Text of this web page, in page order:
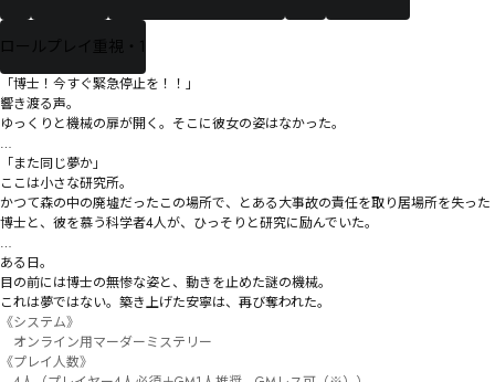
ロールプレイ重視・1
「博士！今すぐ緊急停止を！！」
響き渡る声。
ゆっくりと機械の扉が開く。そこに彼女の姿はなかった。
…
「また同じ夢か」
ここは小さな研究所。
かつて森の中の廃墟だったこの場所で、とある大事故の責任を取り居場所を失った
博士と、彼を慕う科学者4人が、ひっそりと研究に励んでいた。
…
ある日。
目の前には博士の無惨な姿と、動きを止めた謎の機械。
これは夢ではない。築き上げた安寧は、再び奪われた。
《システム》
オンライン用マーダーミステリー
《プレイ人数》